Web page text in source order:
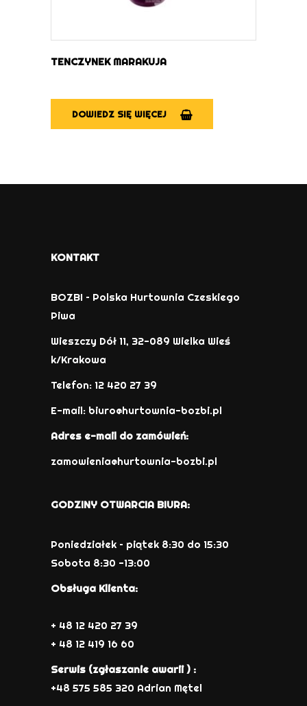
TENCZYNEK MARAKUJA
DOWIEDZ SIĘ WIĘCEJ
KONTAKT
BOZBI – Polska Hurtownia Czeskiego
Piwa
Wieszczy Dół 11, 32-089 Wielka Wieś
k/Krakowa
Telefon: 12 420 27 39
E-mail: biuro@hurtownia-bozbi.pl
Adres e-mail do zamówień:
zamowienia@hurtownia-bozbi.pl
GODZINY OTWARCIA BIURA:
Poniedziałek – piątek 8:30 do 15:30
Sobota 8:30 -13:00
Obsługa Klienta:
+ 48 12 420 27 39
+ 48 12 419 16 60
Serwis (zgłaszanie awarii ) :
+48 575 585 320 Adrian Mętel